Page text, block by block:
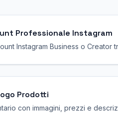
Professionale Instagram
Instagram Business o Creator
Prodotti
con immagini, prezzi e